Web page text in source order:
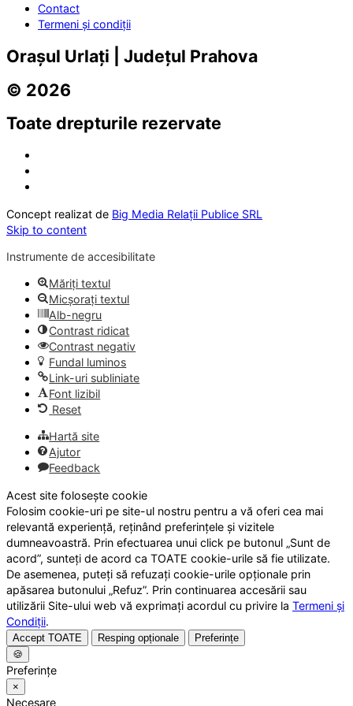
Contact
Termeni și condiții
Orașul Urlați | Județul Prahova
© 2026
Toate drepturile rezervate
Concept realizat de Big Media Relații Publice SRL
Skip to content
Instrumente de accesibilitate
Măriți textul
Micșorați textul
Alb-negru
Contrast ridicat
Contrast negativ
Fundal luminos
Link-uri subliniate
Font lizibil
Reset
Hartă site
Ajutor
Feedback
Acest site folosește cookie
Folosim cookie-uri pe site-ul nostru pentru a vă oferi cea mai
relevantă experiență, reținând preferințele și vizitele
dumneavoastră. Prin efectuarea unui click pe butonul „Sunt de
acord”, sunteți de acord ca TOATE cookie-urile să fie utilizate.
De asemenea, puteți să refuzați cookie-urile opționale prin
apăsarea butonului „Refuz”. Prin continuarea accesării sau
utilizării Site-ului web vă exprimați acordul cu privire la Termeni și
Condiții.
Accept TOATE Resping opționale
Preferințe
🍪
Preferințe
×
Necesare